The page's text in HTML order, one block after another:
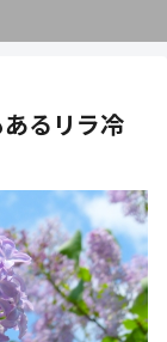
るリラ冷